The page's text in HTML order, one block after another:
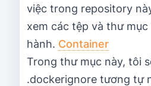
việc trong repository
xem các tệp và thư
hành. Container
Trong thư mục này, tôi
.dockerignore tương tự